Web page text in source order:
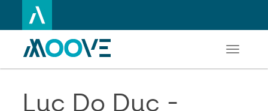
au
principal
Toggle
Luc Do Duc -